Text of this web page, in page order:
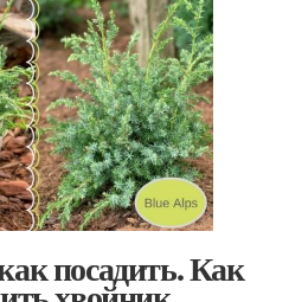
посадить. Как